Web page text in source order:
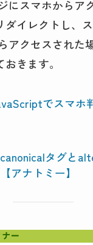
にスマホからア
ダイレクトし、
アクセスされた
きます。
でスマホ
canonicalタグと
アナトミー】